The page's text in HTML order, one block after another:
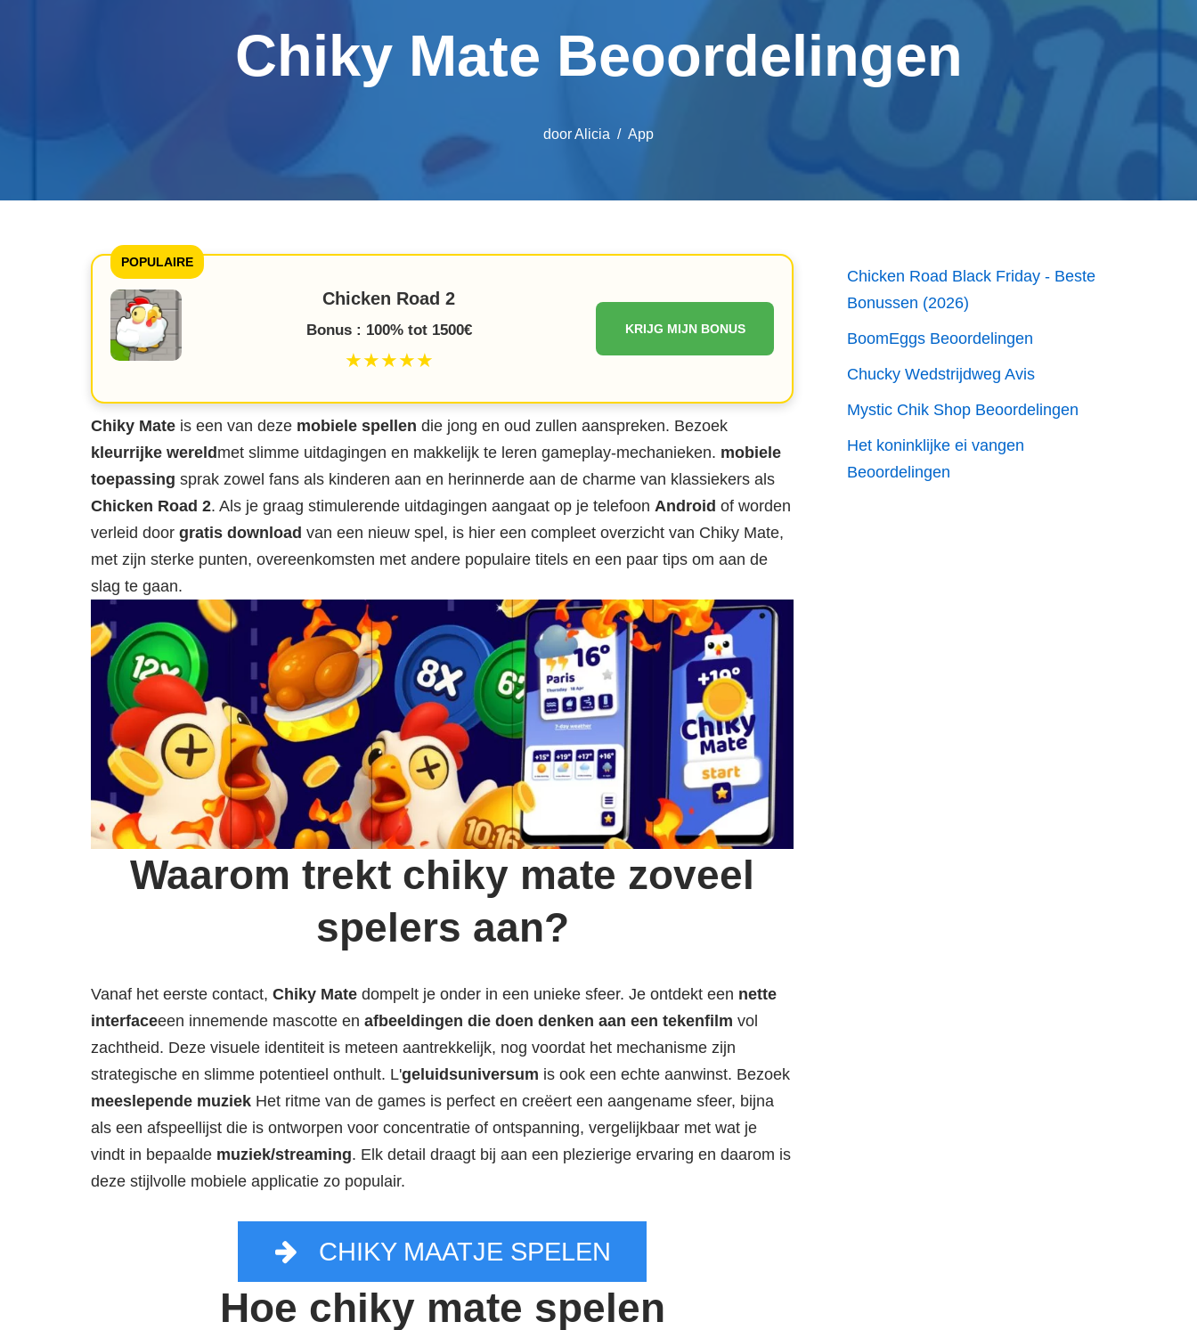
Chiky Mate Beoordelingen
doorAlicia App
POPULAIRE
Chicken Road 2
Bonus : 100% tot 1500€
★★★★★
KRIJG MIJN BONUS
Chiky Mate is een van deze mobiele spellen die jong en oud zullen aanspreken. Bezoek
kleurrijke wereld met slimme uitdagingen en makkelijk te leren gameplay-mechanieken. mobiele
toepassing sprak zowel fans als kinderen aan en herinnerde aan de charme van klassiekers als
Chicken Road 2. Als je graag stimulerende uitdagingen aangaat op je telefoon Android of worden
verleid door gratis download van een nieuw spel, is hier een compleet overzicht van Chiky Mate,
met zijn sterke punten, overeenkomsten met andere populaire titels en een paar tips om aan de
slag te gaan.
Waarom trekt chiky mate zoveel
spelers aan?
Vanaf het eerste contact, Chiky Mate dompelt je onder in een unieke sfeer. Je ontdekt een nette
interfaceeen innemende mascotte en afbeeldingen die doen denken aan een tekenfilm vol
zachtheid. Deze visuele identiteit is meteen aantrekkelijk, nog voordat het mechanisme zijn
strategische en slimme potentieel onthult. L'geluidsuniversum is ook een echte aanwinst. Bezoek
meeslepende muziek Het ritme van de games is perfect en creëert een aangename sfeer, bijna
als een afspeellijst die is ontworpen voor concentratie of ontspanning, vergelijkbaar met wat je
vindt in bepaalde muziek/streaming. Elk detail draagt bij aan een plezierige ervaring en daarom is
deze stijlvolle mobiele applicatie zo populair.
CHIKY MAATJE SPELEN
Hoe chiky mate spelen
Chicken Road Black Friday - Beste
Bonussen (2026)
BoomEggs Beoordelingen
Chucky Wedstrijdweg Avis
Mystic Chik Shop Beoordelingen
Het koninklijke ei vangen
Beoordelingen